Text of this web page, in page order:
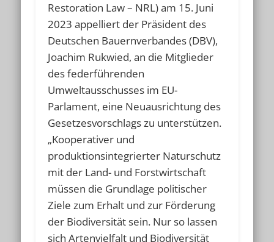
Restoration Law – NRL) am 15. Juni
2023 appelliert der Präsident des
Deutschen Bauernverbandes (DBV),
Joachim Rukwied, an die Mitglieder
des federführenden
Umweltausschusses im EU-
Parlament, eine Neuausrichtung des
Gesetzesvorschlags zu unterstützen.
„Kooperativer und
produktionsintegrierter Naturschutz
mit der Land- und Forstwirtschaft
müssen die Grundlage politischer
Ziele zum Erhalt und zur Förderung
der Biodiversität sein. Nur so lassen
sich Artenvielfalt und Biodiversität